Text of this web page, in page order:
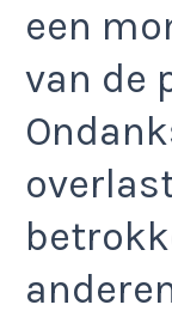
een
van de